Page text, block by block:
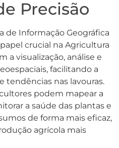
Precisão
de Informação Geográfica
crucial na Agricultura
a visualização, análise e
facilitando a
tendências nas lavouras.
podem mapear a
a saúde das plantas e
de forma mais eficaz,
agrícola mais